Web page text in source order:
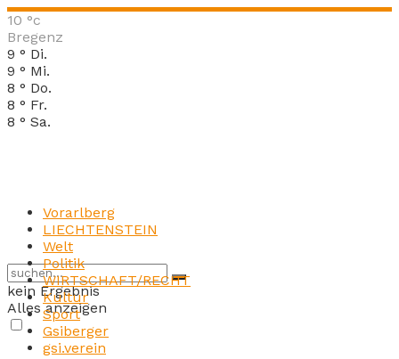
10 °c
Bregenz
9 ° Di.
9 ° Mi.
8 ° Do.
8 ° Fr.
8 ° Sa.
kein Ergebnis
Alles anzeigen
Vorarlberg
LIECHTENSTEIN
Welt
Politik
WIRTSCHAFT/RECHT
Kultur
Sport
Gsiberger
gsi.verein